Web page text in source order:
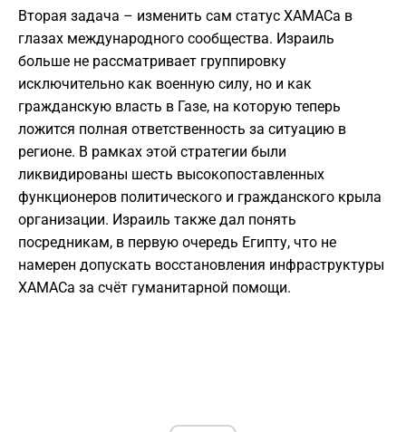
Вторая задача – изменить сам статус ХАМАСа в
глазах международного сообщества. Израиль
больше не рассматривает группировку
исключительно как военную силу, но и как
гражданскую власть в Газе, на которую теперь
ложится полная ответственность за ситуацию в
регионе. В рамках этой стратегии были
ликвидированы шесть высокопоставленных
функционеров политического и гражданского крыла
организации. Израиль также дал понять
посредникам, в первую очередь Египту, что не
намерен допускать восстановления инфраструктуры
ХАМАСа за счёт гуманитарной помощи.